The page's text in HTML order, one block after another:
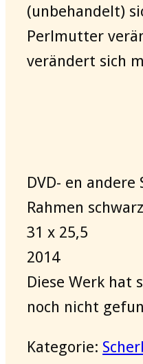
(unbehandelt)
Perlmutter
verändert sich
DVD- en andere
Rahmen
31 x 25,5
2014
Diese Werk hat
noch nicht
Kategorie: